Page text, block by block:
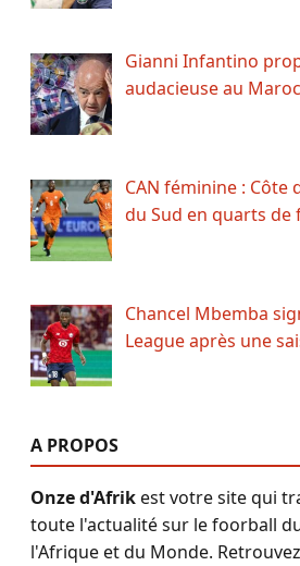
Gianni Infantino
audacieuse au Maroc
CAN féminine : Côte
du Sud en quarts de
Chancel Mbemba
League après une
A PROPOS
Onze d'Afrikest votre site qui
toute l'actualité sur le foorball
l'Afrique et du Monde.